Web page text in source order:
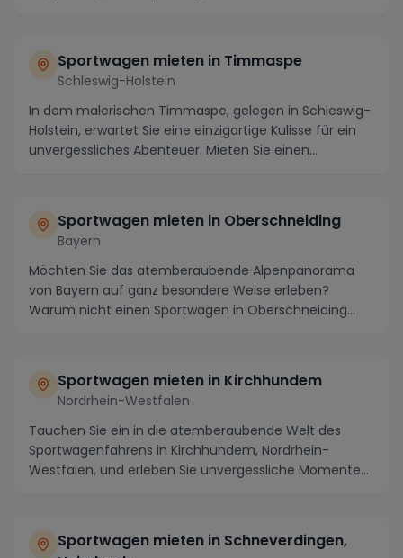
Sportwagen mieten in Timmaspe
Schleswig-Holstein
In dem malerischen Timmaspe, gelegen in Schleswig-
Holstein, erwartet Sie eine einzigartige Kulisse für ein
unvergessliches Abenteuer. Mieten Sie einen...
Sportwagen mieten in Oberschneiding
Bayern
Möchten Sie das atemberaubende Alpenpanorama
von Bayern auf ganz besondere Weise erleben?
Warum nicht einen Sportwagen in Oberschneiding
Sportwagen mieten in Kirchhundem
Nordrhein-Westfalen
Tauchen Sie ein in die atemberaubende Welt des
Sportwagenfahrens in Kirchhundem, Nordrhein-
Westfalen, und erleben Sie unvergessliche Momente
Sportwagen mieten in Schneverdingen,